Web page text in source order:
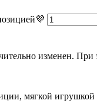
изменен.
мягкой